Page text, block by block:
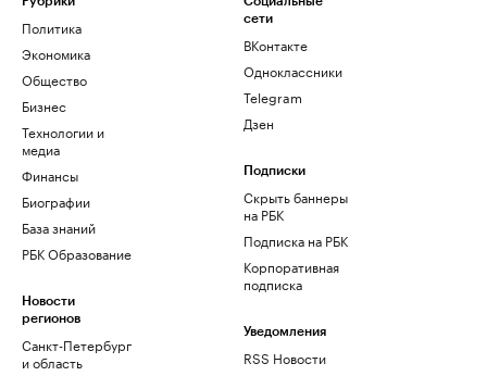
Политика
Экономика
Общество
Бизнес
Технологии и
медиа
Финансы
Биографии
База знаний
РБК Образование
Новости
регионов
Санкт-Петербург
и область
сети
ВКонтакте
Одноклассники
Telegram
Дзен
Подписки
Скрыть баннеры
на РБК
Подписка на РБК
Корпоративная
подписка
Уведомления
RSS Новости